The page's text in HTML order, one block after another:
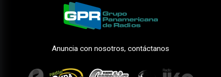
Anuncia con nosotros, contáctanos